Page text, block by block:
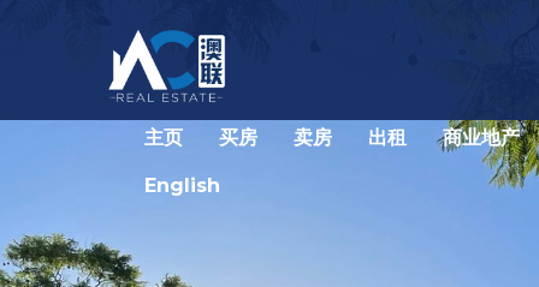
主页 买房 卖房 出租 商业地产
English